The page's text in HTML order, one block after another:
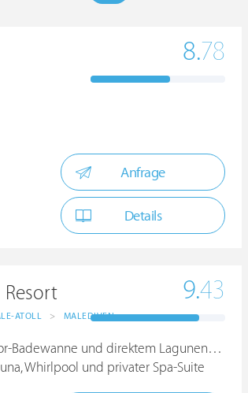
8.78
Anfrage
Details
ATOLL > MALEDIVEN
9.43
und direktem Lagunenzugang
Whirlpool und privater Spa-Suite